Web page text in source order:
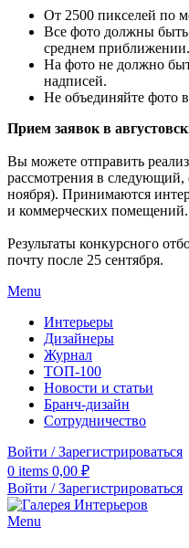
От 2500 пикселей по
Все фото должны быть
среднем приближении.
На фото не должно
надписей.
Не объединяйте фото
Прием заявок в
Вы можете отправить
рассмотрения в
ноября). Принимаются
и коммерческих помещений.
Результаты конкурсного
почту после 25 сентября.
Menu
Интерьеры
Дизайнеры
Журнал
ТОП-100
Новости и статьи
Бранч-дизайн
Сотрудничество
Войти / Зарегистрироваться
0 items 0,00 ₽
Войти / Зарегистрироваться
Menu